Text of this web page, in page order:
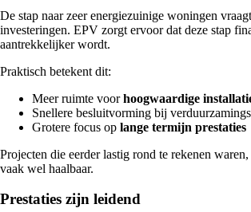
De stap naar zeer energiezuinige woningen
investeringen. EPV zorgt ervoor dat deze stap
aantrekkelijker wordt.
Praktisch betekent dit:
Meer ruimte voorhoogwaardige
Snellere besluitvorming bij
Grotere focus op lange termijn prestaties
Projecten die eerder lastig rond te rekenen
vaak wel haalbaar.
Prestaties zijn leidend